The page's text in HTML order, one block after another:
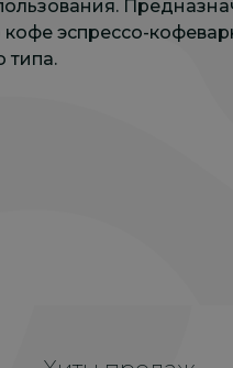
кофе эспрессо-
типа.